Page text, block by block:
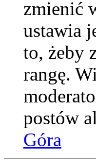
zmienić
ustawia
to, żeby
rangę.
postów
Góra